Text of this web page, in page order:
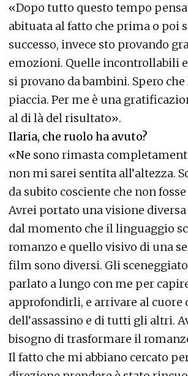
«Dopo tutto questo tempo
abituata al fatto che prima o poi
successo, invece sto provando
emozioni. Quelle incontrollabili
si provano da bambini. Spero che
piaccia. Per me è una
al di là del risultato».
Ilaria, che ruolo ha avuto?
«Ne sono rimasta
non mi sarei sentita all’altezza.
da subito cosciente che non
Avrei portato una visione
dal momento che il linguaggio
romanzo e quello visivo di una
film sono diversi. Gli
parlato a lungo con me per
approfondirli, e arrivare al cuore
dell’assassino e di tutti gli altri.
bisogno di trasformare il
Il fatto che mi abbiano cercato